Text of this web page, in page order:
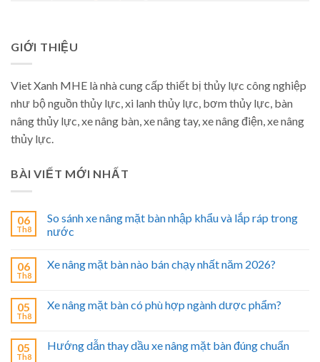
GIỚI THIỆU
Viet Xanh MHE là nhà cung cấp thiết bị thủy lực công nghiệp
như bộ nguồn thủy lực, xi lanh thủy lực, bơm thủy lực, bàn
nâng thủy lực, xe nâng bàn, xe nâng tay, xe nâng điện, xe nâng
thủy lực.
BÀI VIẾT MỚI NHẤT
06
Th8
So sánh xe nâng mặt bàn nhập khẩu và lắp ráp trong
nước
06
Th8
Xe nâng mặt bàn nào bán chạy nhất năm 2026?
05
Th8
Xe nâng mặt bàn có phù hợp ngành dược phẩm?
05
Th8
Hướng dẫn thay dầu xe nâng mặt bàn đúng chuẩn